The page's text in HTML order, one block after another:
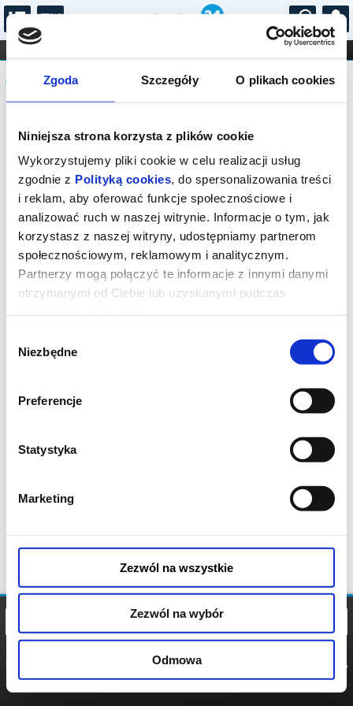
Zgoda Szczegóły O plikach cookies
Niniejsza strona korzysta z plików cookie
Wykorzystujemy pliki cookie w celu realizacji usług
zgodnie z Polityką cookies, do spersonalizowania treści
i reklam, aby oferować funkcje społecznościowe i
analizować ruch w naszej witrynie. Informacje o tym, jak
korzystasz z naszej witryny, udostępniamy partnerom
społecznościowym, reklamowym i analitycznym.
Partnerzy mogą połączyć te informacje z innymi danymi
otrzymanymi od Ciebie lub uzyskanymi podczas
zgody
Niezbędne
Preferencje
Statystyka
Marketing
Zezwól na wszystkie
Zezwól na wybór
Odmowa
...
FILHARMONIA OPERA I BALET
STAND-UP
DLA DZIECI
Komunikat
Sprzedaż biletów on-line na wydarzenie
została zakończona.
POLITYKA
POLITYKA